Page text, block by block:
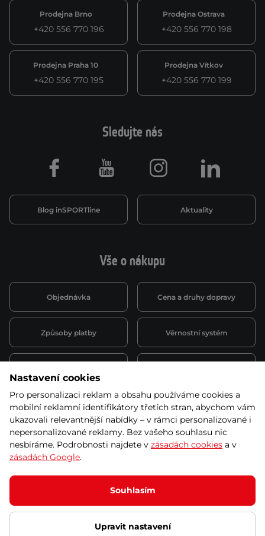
Prodejna Brno
+420 556 770 196
Prodejna Ostrava
+420 556 770 198
Prodejna Praha 10
+420 556 770 195
Prodejna Vítkov
+420 556 770 199
Vše o nákupu
Objednávka Cena a druhy dopravy
Způsoby platby Věrnostní systém
Půjčovna
obchodní podmínky
Kariéra
Sledujte nás
Blog inSPORTline Aktuality
Facebook Youtube Instagram LinkedIn
© 2026 SEVEN SPORT s.r.o Všechna práva vyhrazena
Podle zákona o evidenci tržeb je prodávající povinen vystavit
kupujícímu účtenku.
Zároveň je povinen zaevidovat přijatou tržbu u správce daně online; v
případě technického výpadku pak nejpozději do 48 hodin.
Ochrana osobních údajů Nastavení cookies Vnitřní oznamovací
Nastavení cookies
Pro personalizaci reklam a obsahu používáme cookies a
mobilní reklamní identifikátory třetích stran, abychom vám
ukazovali relevantnější nabídky – v rámci personalizované i
nepersonalizované reklamy. Bez vašeho souhlasu nic
nesbíráme. Podrobnosti najdete v zásadách cookies a v
zásadách Google.
Souhlasím
Upravit nastavení